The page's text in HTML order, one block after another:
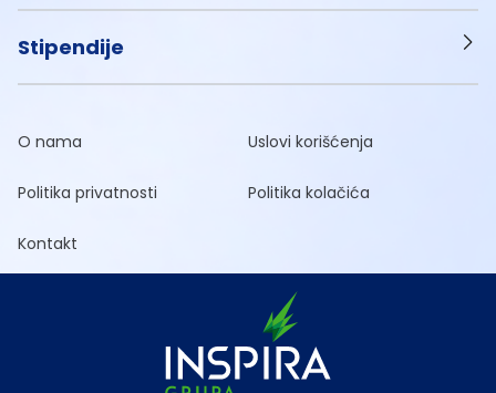
Stipendije
O nama Uslovi korišćenja
Politika privatnosti Politika kolačića
Kontakt